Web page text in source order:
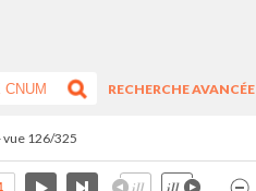
RECHERCHE AVANCÉE
vue 126/325